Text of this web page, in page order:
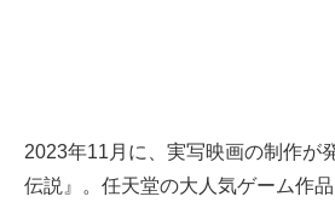
2023年11月に、実写映画の制作が
伝説』。任天堂の大人気ゲーム作